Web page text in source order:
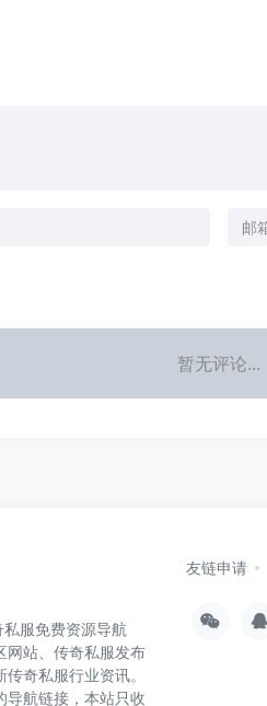
暂无评论...
服免费资源导航
网站、传奇私服发布
奇私服行业资讯。
导航链接，本站只收
友链申请